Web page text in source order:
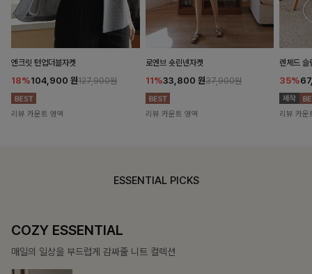
엔크릿 턴업더블자켓
18%104,900 원127,900원
리뷰 카운트 영역
로엔브 숏린넨자켓
11%33,800 원37,900원
리뷰 카운트 영역
렌체드
35%
리뷰 카운
ESSENTIAL PICKS
COZY ESSENTIAL
매일의 일상을 부드럽게 감싸줄 니트 컬렉션